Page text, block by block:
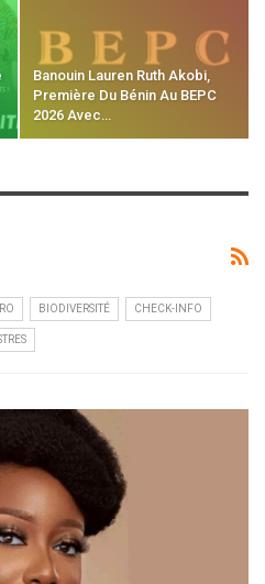
Banouin Lauren Ruth Akobi,
Première Du Bénin Au BEPC
2026 Avec…
BIODIVERSITÉ CHECK-INFO